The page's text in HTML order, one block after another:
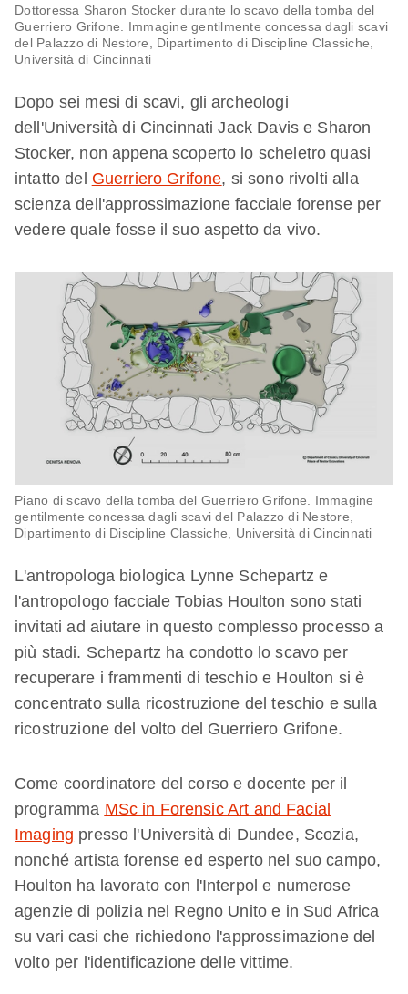
Dottoressa Sharon Stocker durante lo scavo della tomba del
Guerriero Grifone. Immagine gentilmente concessa dagli scavi
del Palazzo di Nestore, Dipartimento di Discipline Classiche,
Università di Cincinnati
Dopo sei mesi di scavi, gli archeologi
dell'Università di Cincinnati Jack Davis e Sharon
Stocker, non appena scoperto lo scheletro quasi
intatto del Guerriero Grifone, si sono rivolti alla
scienza dell'approssimazione facciale forense per
vedere quale fosse il suo aspetto da vivo.
Piano di scavo della tomba del Guerriero Grifone. Immagine
gentilmente concessa dagli scavi del Palazzo di Nestore,
Dipartimento di Discipline Classiche, Università di Cincinnati
L'antropologa biologica Lynne Schepartz e
l'antropologo facciale Tobias Houlton sono stati
invitati ad aiutare in questo complesso processo a
più stadi. Schepartz ha condotto lo scavo per
recuperare i frammenti di teschio e Houlton si è
concentrato sulla ricostruzione del teschio e sulla
ricostruzione del volto del Guerriero Grifone.
Come coordinatore del corso e docente per il
programma MSc in Forensic Art and Facial
Imaging presso l'Università di Dundee, Scozia,
nonché artista forense ed esperto nel suo campo,
Houlton ha lavorato con l'Interpol e numerose
agenzie di polizia nel Regno Unito e in Sud Africa
su vari casi che richiedono l'approssimazione del
volto per l'identificazione delle vittime.